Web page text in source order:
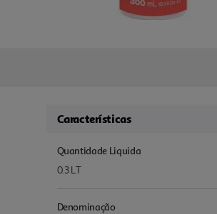
Características
Quantidade Liquida
0.3 LT
Denominação